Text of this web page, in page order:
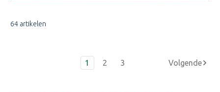
64 artikelen
1 2 3